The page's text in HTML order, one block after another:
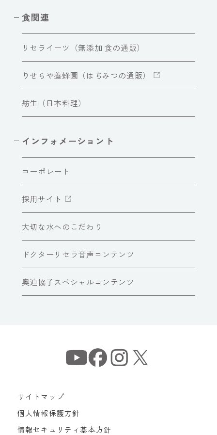
食関連
リセライーツ（無添加 食の通販）
りせらや養蜂園（はちみつの通販）
紡生（日本料理）
インフォメーショント
コーポレート
採用サイト
大切な水へのこだわり
ドクターリセラ音声コンテンツ
奥迫協子スペシャルコンテンツ
サイトマップ
個人情報保護方針
情報セキュリティ基本方針